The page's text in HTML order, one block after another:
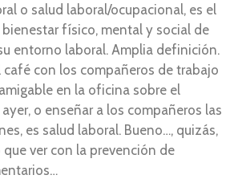
o salud laboral/ocupacional, es el
físico, mental y social de
entorno laboral. Amplia definición.
café con los compañeros de trabajo
en la oficina sobre el
o enseñar a los compañeros las
es salud laboral. Bueno…, quizás,
ver con la prevención de